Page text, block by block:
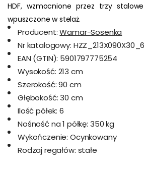
HDF, wzmocnione przez trzy
wpuszczone w stelaż.
Producent: Wamar-Sosenka
Nr katalogowy:
EAN (GTIN): 5901797775254
Wysokość: 213 cm
Szerokość: 90 cm
Głębokość: 30 cm
Ilość półek: 6
Nośność na 1 półkę: 350 kg
Wykończenie: Ocynkowany
Rodzaj regałów: stałe